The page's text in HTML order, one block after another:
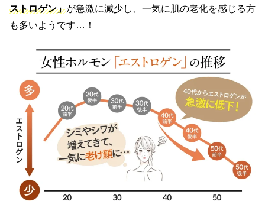
ストロゲン」が急激に減少し、一気に肌の老化を感じる方
も多いようです…！